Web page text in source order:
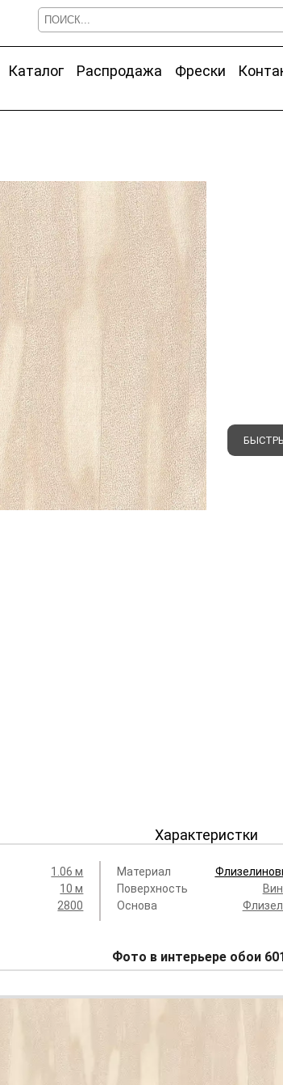
Каталог Распродажа Фрески
Характеристки
1.06 м
10 м
2800
Материал
Поверхность
Основа
Фото в интерьере обои